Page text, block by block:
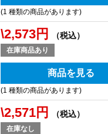
(1 種類の商品があります)
\2,573円 （税込）
在庫商品あり
商品を見る
(1 種類の商品があります)
\2,571円 （税込）
在庫なし